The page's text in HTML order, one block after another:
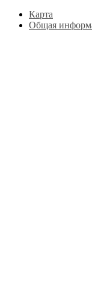
Карта
Общая